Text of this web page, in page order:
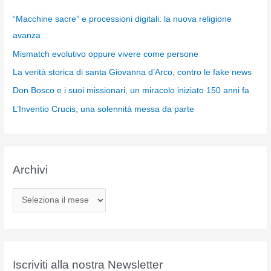
“Macchine sacre” e processioni digitali: la nuova religione
avanza
Mismatch evolutivo oppure vivere come persone
La verità storica di santa Giovanna d’Arco, contro le fake news
Don Bosco e i suoi missionari, un miracolo iniziato 150 anni fa
L’Inventio Crucis, una solennità messa da parte
Archivi
r
iIscriviti alla nostra Newsletter